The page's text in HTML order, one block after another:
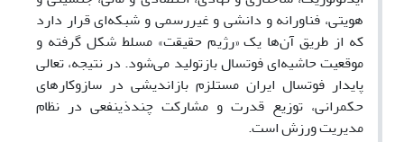
هویتی، فناورانه و دانشی و غیررسمی و شبکه‌ای قرار دارد
که از طریق آن‌ها یک «رژیم حقیقت» مسلط شکل گرفته و
موقعیت حاشیه‌ای فوتسال بازتولید می‌شود. در نتیجه، تعالی
پایدار فوتسال ایران مستلزم بازاندیشی در سازوکارهای
حکمرانی، توزیع قدرت و مشارکت چندذینفعی در نظام
مدیریت ورزش است.